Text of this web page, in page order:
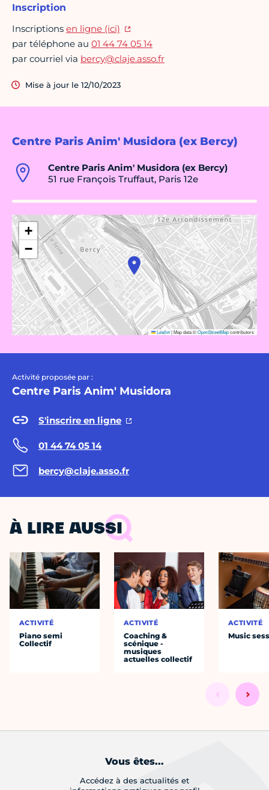
Centre Paris Anim' Musidora (ex Bercy)
Centre Paris Anim' Musidora (ex Bercy)
51 rue François Truffaut, Paris 12e
+
−
Leaflet|Map data ©OpenStreetMapcontributors
Activité proposée par :
Centre Paris Anim' Musidora
S'inscrire en ligne
01 44 74 05 14
bercy@claje.asso.fr
Inscription
Inscriptions en ligne (ici)
par téléphone au 01 44 74 05 14
par courriel via bercy@claje.asso.fr
Mise à jour le 12/10/2023
À LIRE AUSSI
ACTIVITÉ
Piano semi
Collectif
ACTIVITÉ
Coaching &
scénique -
musiques
actuelles collectif
ACTIVITÉ
Music
Vous êtes...
Accédez à des actualités et